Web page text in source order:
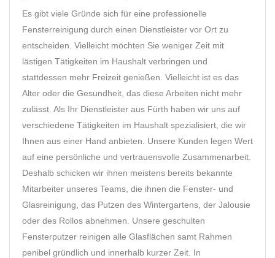
Es gibt viele Gründe sich für eine professionelle
Fensterreinigung durch einen Dienstleister vor Ort zu
entscheiden. Vielleicht möchten Sie weniger Zeit mit
lästigen Tätigkeiten im Haushalt verbringen und
stattdessen mehr Freizeit genießen. Vielleicht ist es das
Alter oder die Gesundheit, das diese Arbeiten nicht mehr
zulässt. Als Ihr Dienstleister aus Fürth haben wir uns auf
verschiedene Tätigkeiten im Haushalt spezialisiert, die wir
Ihnen aus einer Hand anbieten. Unsere Kunden legen Wert
auf eine persönliche und vertrauensvolle Zusammenarbeit.
Deshalb schicken wir ihnen meistens bereits bekannte
Mitarbeiter unseres Teams, die ihnen die Fenster- und
Glasreinigung, das Putzen des Wintergartens, der Jalousie
oder des Rollos abnehmen. Unsere geschulten
Fensterputzer reinigen alle Glasflächen samt Rahmen
penibel gründlich und innerhalb kurzer Zeit. In